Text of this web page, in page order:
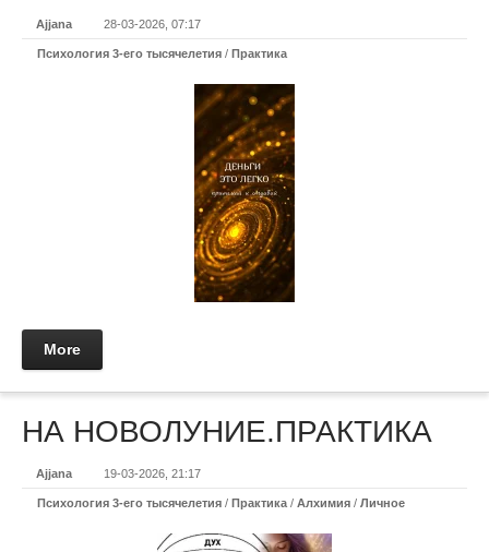
Ajjana 28-03-2026, 07:17
Психология 3-его тысячелетия / Практикa
More
НА НОВОЛУНИЕ.ПРАКТИКА
Ajjana 19-03-2026, 21:17
Психология 3-его тысячелетия / Практикa / Алхимия / Личное